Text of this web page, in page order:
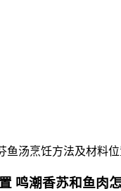
鱼汤烹饪方法及材料
鸣潮香苏和鱼肉